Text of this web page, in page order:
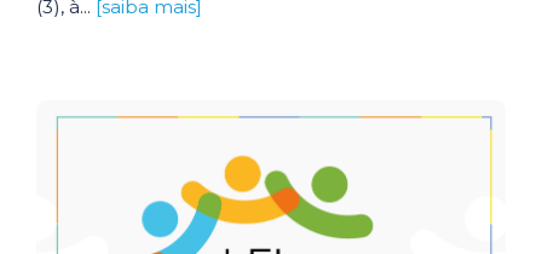
(3), à... [saiba mais]